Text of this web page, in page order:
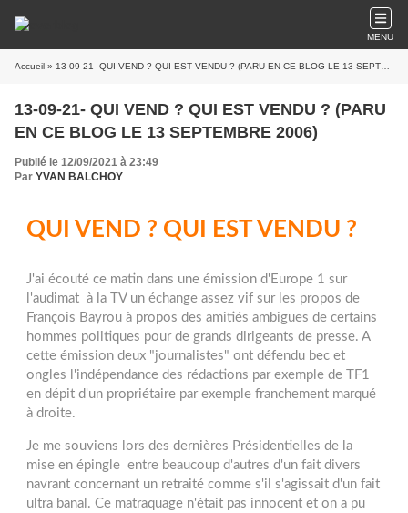
MENU
Accueil » 13-09-21- QUI VEND ? QUI EST VENDU ? (PARU EN CE BLOG LE 13 SEPTEMBRE 2006)
13-09-21- QUI VEND ? QUI EST VENDU ? (PARU
EN CE BLOG LE 13 SEPTEMBRE 2006)
Publié le 12/09/2021 à 23:49
Par YVAN BALCHOY
QUI VEND ? QUI EST VENDU ?
J'ai écouté ce matin dans une émission d'Europe 1 sur
l'audimat à la TV un échange assez vif sur les propos de
François Bayrou à propos des amitiés ambigues de certains
hommes politiques pour de grands dirigeants de presse. A
cette émission deux "journalistes" ont défendu bec et
ongles l'indépendance des rédactions par exemple de TF1
en dépit d'un propriétaire par exemple franchement marqué
à droite.
Je me souviens lors des dernières Présidentielles de la
mise en épingle entre beaucoup d'autres d'un fait divers
navrant concernant un retraité comme s'il s'agissait d'un fait
ultra banal. Ce matraquage n'était pas innocent et on a pu